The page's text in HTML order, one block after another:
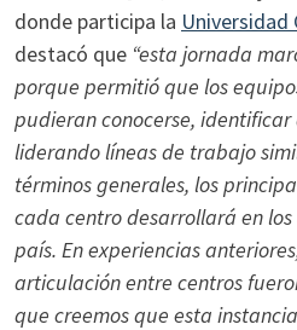
donde participa la Universidad
destacó que “esta jornada
porque permitió que los
pudieran conocerse,
liderando líneas de trabajo
términos generales, los
cada centro desarrollará en
país. En experiencias
articulación entre centros
que creemos que esta